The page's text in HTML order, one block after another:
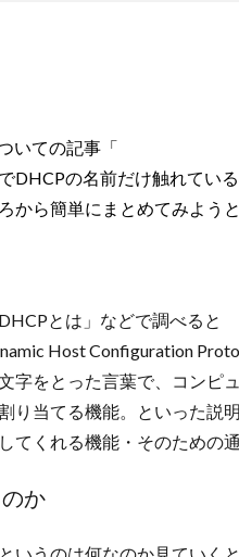
いての記事「
DHCPの名前だけ触れてい
から簡単にまとめてみようと
とは」などで調べると
Host Configuration
字をとった言葉で、コンピ
り当てる機能。といった説
てくれる機能・そのための
か